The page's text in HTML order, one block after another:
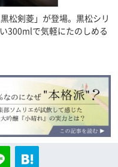
松剣菱」が登場。黒松シリ
300mlで気軽にたのしめる